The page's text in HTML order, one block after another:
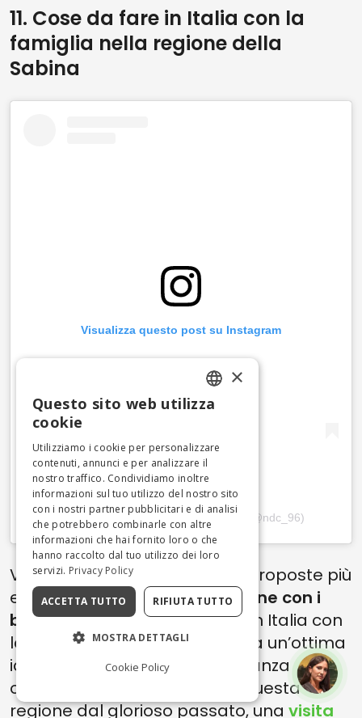
11. Cose da fare in Italia con la
famiglia nella regione della
Sabina
Visualizza questo post su Instagram
Un post condiviso da Nicola De Cillis (@ndc_96)
Vorresti sapere quali sono le proposte più
entusiasmanti per un’escursione con i
bambini? Tra le cose da fare in Italia con
la famiglia, il Lazio rappresenta un’ottima
idea per rallegrare la tua vacanza
offrendoti panorami unici. In questa
regione dal glorioso passato, una visita
ENGLISH
ITALIAN
×
Questo sito web utilizza
cookie
Utilizziamo i cookie per personalizzare
contenuti, annunci e per analizzare il
nostro traffico. Condividiamo inoltre
informazioni sul tuo utilizzo del nostro sito
con i nostri partner pubblicitari e di analisi
che potrebbero combinarle con altre
informazioni che hai fornito loro o che
hanno raccolto dal tuo utilizzo dei loro
servizi. Privacy Policy
ACCETTA TUTTO RIFIUTA TUTTO
MOSTRA DETTAGLI
Cookie Policy